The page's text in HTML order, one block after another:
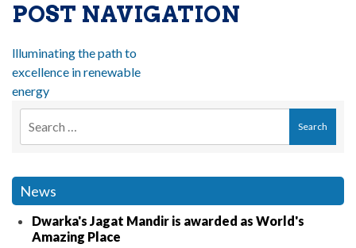
POST NAVIGATION
llluminating the path to
excellence in renewable
energy
News
Dwarka's Jagat Mandir is awarded as World's
Amazing Place